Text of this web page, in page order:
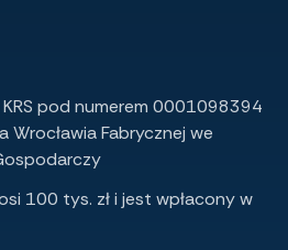
pod numerem 0001098394
Wrocławia Fabrycznej we
100 tys. zł i jest wpłacony w